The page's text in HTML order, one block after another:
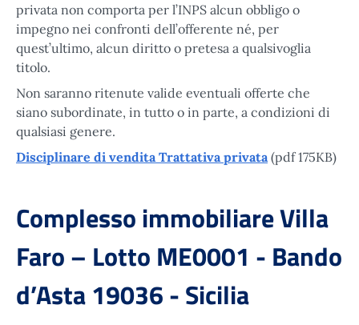
privata non comporta per l’INPS alcun obbligo o
impegno nei confronti dell’offerente né, per
quest’ultimo, alcun diritto o pretesa a qualsivoglia
titolo.
Non saranno ritenute valide eventuali offerte che
siano subordinate, in tutto o in parte, a condizioni di
qualsiasi genere.
Disciplinare di vendita Trattativa privata (pdf 175KB)
Complesso immobiliare Villa
Faro – Lotto ME0001 - Bando
d’Asta 19036 - Sicilia